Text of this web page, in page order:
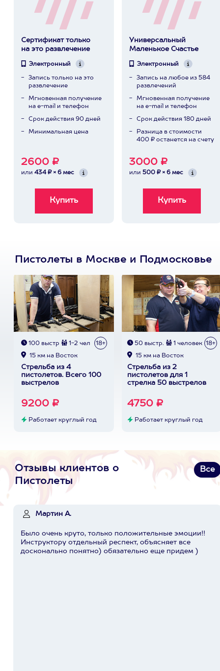
Сертификат только
на это развлечение
Электронный
Запись только на это
развлечение
Мгновенная получение
на e-mail и телефон
Срок действия 90 дней
Минимальная цена
2600 ₽
или 434 ₽ × 6 мес
Универсальный
Маленькое Счастье
Электронный
Запись на любое из 584
развлечений
Мгновенная получение
на e-mail и телефон
Срок действия 180 дней
Разница в стоимости
400 ₽ останется на счету
3000 ₽
или 500 ₽ × 6 мес
Пистолеты в Москве и Подмосковье
100 выстр 1-2 чел 18+
15 км на Восток
Стрельба из 4
пистолетов. Всего 100
выстрелов
9200 ₽
Работает круглый год
50 выстр. 1 человек 18+
15 км на Восток
Стрельба из 2
пистолетов для 1
стрелка 50 выстрелов
4750 ₽
Работает круглый год
Отзывы клиентов о
Пистолеты
Все
Мартин А.
Было очень круто, только положительные эмоции!!
Инструктору отдельный респект, объясняет все
досконально понятно) обязательно еще придем )